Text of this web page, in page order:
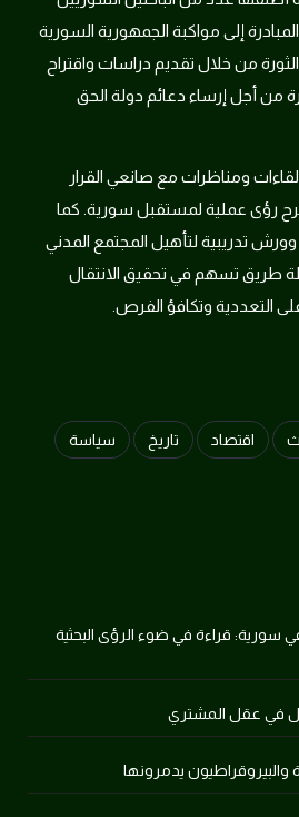
إلى مواكبة الجمهورية السورية
الثورة من خلال تقديم دراسات واقتراح
من أجل إرساء دعائم دولة الحق
ومناظرات مع صانعي القرار
رؤى عملية لمستقبل سورية. كما
تدريبية لتأهيل المجتمع المدني
طريق تسهم في تحقيق الانتقال
التعددية وتكافؤ الفرص.
اقتصاد تاريخ سياسة
سورية: قراءة في ضوء الرؤى البحثية
في عقل المشتري
والبيروقراطيون يدمرونها